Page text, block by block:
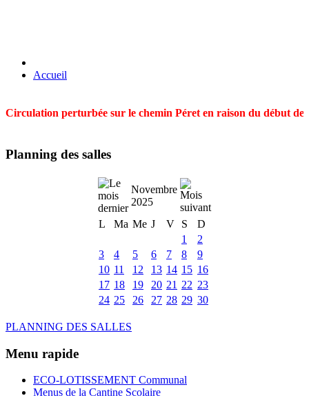
Accueil
Circulation perturbée sur le chemin Péret en raison du début
Planning des salles
Novembre
2025
L
Ma Me J V S
D
1
2
3
4 5 6 7 8
9
10 11 12 13 14 15 16
17 18 19 20 21 22 23
24 25 26 27 28 29 30
PLANNING DES SALLES
Menu rapide
ECO-LOTISSEMENT Communal
Menus de la Cantine Scolaire